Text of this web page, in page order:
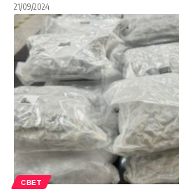
21/09/2024
СВЕТ